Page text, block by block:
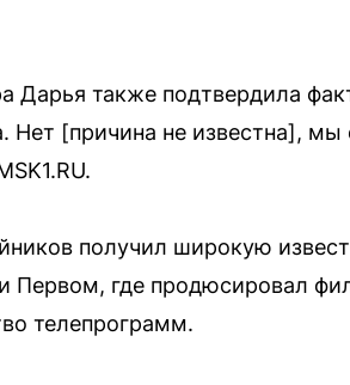
Дарья также подтвердила
Нет [причина не известна],
получил широкую
Первом, где продюсировал
телепрограмм.